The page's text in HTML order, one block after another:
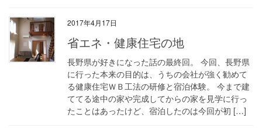
2017年4月17日
省エネ・健康住宅の地
長野県が好きになった話の最終回。 今回、長野県
に行った本来の目的は、うちの会社が強く勧めて
る健康住宅ＷＢ工法の研修と宿泊体験。 今まで建
ててる途中の家や完成してからの家を見学に行っ
たことはあったけど、宿泊したのは今回が初 […]